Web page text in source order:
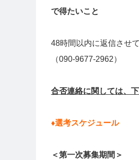
で得たいこと
48時間以内に返信させ
（090-9677-2962）
合否連絡に関しては、
♦︎選考スケジュール
＜第一次募集期間＞